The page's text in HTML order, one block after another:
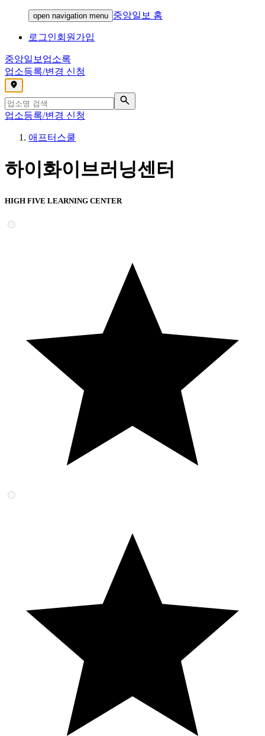
open navigation menu 중앙일보 홈
로그인회원가입
중앙일보 업소록
업소등록/변경 신청
,
업소등록/변경 신청
애프터스쿨
하이화이브러닝센터
HIGH FIVE LEARNING CENTER